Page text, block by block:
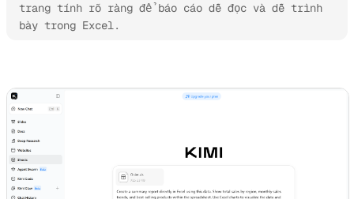
trang tính rõ ràng để báo cáo dễ đọc và dễ trình
bày trong Excel.